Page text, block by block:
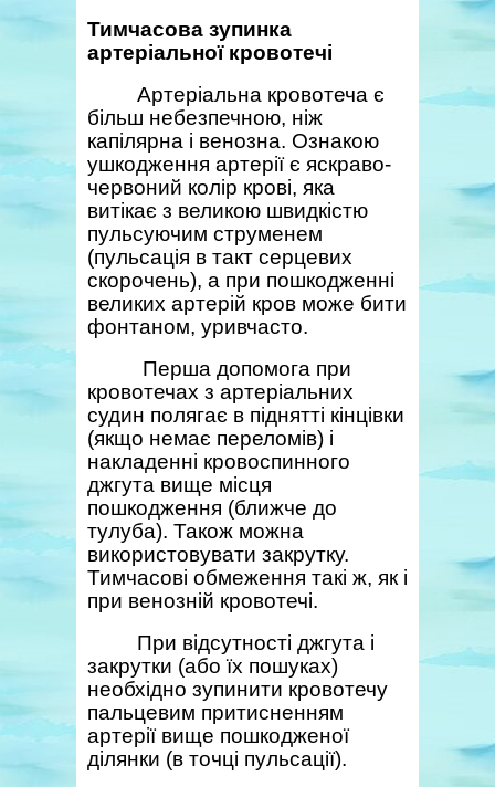
Тимчасова зупинка
артеріальної кровотечі
Артеріальна кровотеча є
більш небезпечною, ніж
капілярна і венозна. Ознакою
ушкодження артерії є яскраво-
червоний колір крові, яка
витікає з великою швидкістю
пульсуючим струменем
(пульсація в такт серцевих
скорочень), а при пошкодженні
великих артерій кров може бити
фонтаном, уривчасто.
Перша допомога при
кровотечах з артеріальних
судин полягає в піднятті кінцівки
(якщо немає переломів) і
накладенні кровоспинного
джгута вище місця
пошкодження (ближче до
тулуба). Також можна
використовувати закрутку.
Тимчасові обмеження такі ж, як і
при венозній кровотечі.
При відсутності джгута і
закрутки (або їх пошуках)
необхідно зупинити кровотечу
пальцевим притисненням
артерії вище пошкодженої
ділянки (в точці пульсації).